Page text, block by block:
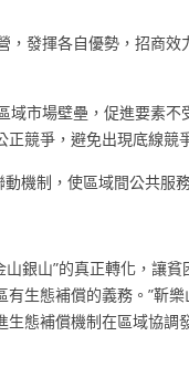
，發揮各自優勢，招商效
市場壁壘，促進要素
競爭，避免出現底線競
機制，使區域間公共服
銀山”的真正轉化，讓
生態補償的義務。”靳
態補償機制在區域協調